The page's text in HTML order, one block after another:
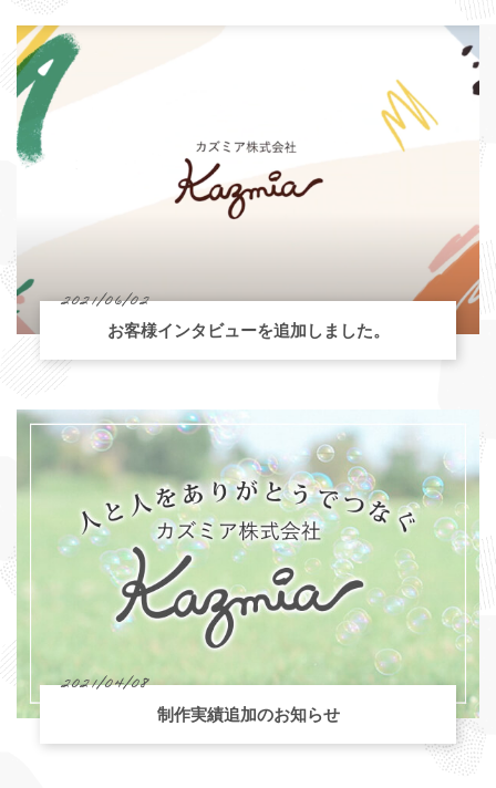
2021/06/02
お客様インタビューを追加しました。
2021/04/08
制作実績追加のお知らせ